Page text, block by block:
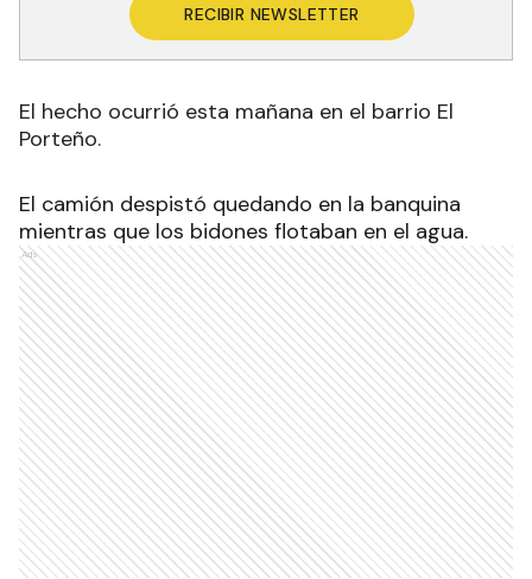
RECIBIR NEWSLETTER
El hecho ocurrió esta mañana en el barrio El
Porteño.
El camión despistó quedando en la banquina
mientras que los bidones flotaban en el agua.
Ads